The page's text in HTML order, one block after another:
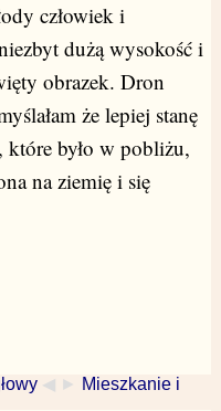
człowiek i
dużą wysokość i
obrazek. Dron
że lepiej stanę
było w pobliżu,
na ziemię i się
◀ ► Mieszkanie i